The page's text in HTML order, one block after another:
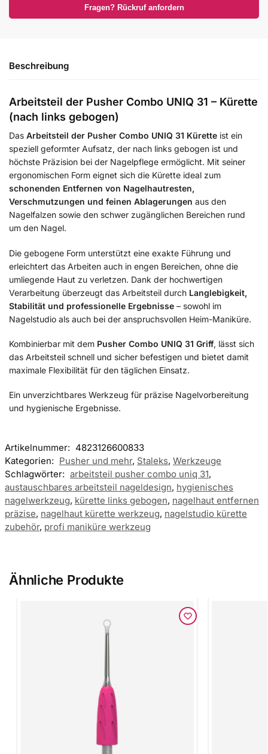
Fragen? Rückruf anfordern
Beschreibung
Arbeitsteil der Pusher Combo UNIQ 31 – Kürette
(nach links gebogen)
Das Arbeitsteil der Pusher Combo UNIQ 31 Kürette ist ein
speziell geformter Aufsatz, der nach links gebogen ist und
höchste Präzision bei der Nagelpflege ermöglicht. Mit seiner
ergonomischen Form eignet sich die Kürette ideal zum
schonenden Entfernen von Nagelhautresten,
Verschmutzungen und feinen Ablagerungen aus den
Nagelfalzen sowie den schwer zugänglichen Bereichen rund
um den Nagel.
Die gebogene Form unterstützt eine exakte Führung und
erleichtert das Arbeiten auch in engen Bereichen, ohne die
umliegende Haut zu verletzen. Dank der hochwertigen
Verarbeitung überzeugt das Arbeitsteil durch Langlebigkeit,
Stabilität und professionelle Ergebnisse – sowohl im
Nagelstudio als auch bei der anspruchsvollen Heim-Maniküre.
Kombinierbar mit dem Pusher Combo UNIQ 31 Griff, lässt sich
das Arbeitsteil schnell und sicher befestigen und bietet damit
maximale Flexibilität für den täglichen Einsatz.
Ein unverzichtbares Werkzeug für präzise Nagelvorbereitung
und hygienische Ergebnisse.
Artikelnummer: 4823126600833
Kategorien: Pusher und mehr, Staleks, Werkzeuge
Schlagwörter: arbeitsteil pusher combo uniq 31,
austauschbares arbeitsteil nageldesign, hygienisches
nagelwerkzeug, kürette links gebogen, nagelhaut entfernen
präzise, nagelhaut kürette werkzeug, nagelstudio kürette
zubehör, profi maniküre werkzeug
Ähnliche Produkte